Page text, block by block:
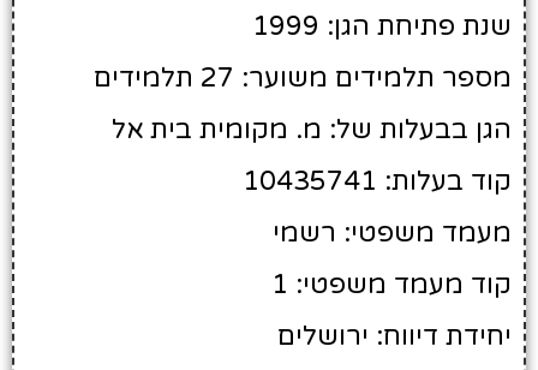
שנת פתיחת הגן: 1999
מספר תלמידים משוער: 27 תלמידים
הגן בבעלות של: מ. מקומית בית אל
קוד בעלות: 10435741
מעמד משפטי: רשמי
קוד מעמד משפטי: 1
יחידת דיווח: ירושלים